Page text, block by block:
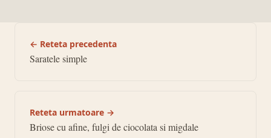
← Reteta precedenta
Saratele simple
Reteta urmatoare →
Briose cu afine, fulgi de ciocolata si migdale